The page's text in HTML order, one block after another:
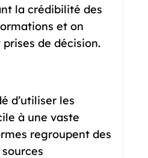
la crédibilité des
et on
de décision.
d’utiliser les
à une vaste
regroupent des